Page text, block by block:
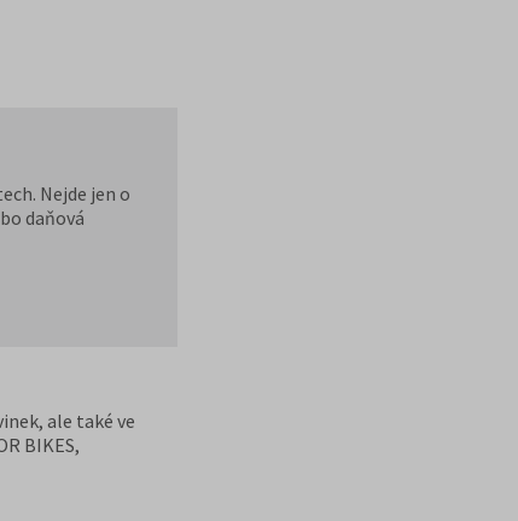
Nejde jen o
daňová
ale také ve
BIKES,